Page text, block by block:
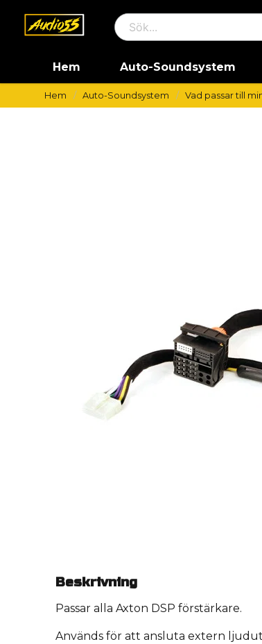
Hem Auto-Soundsystem
Hem Auto-Soundsystem Vad passar till
Beskrivning
Passar alla Axton DSP förstärkare.
Används för att ansluta extern